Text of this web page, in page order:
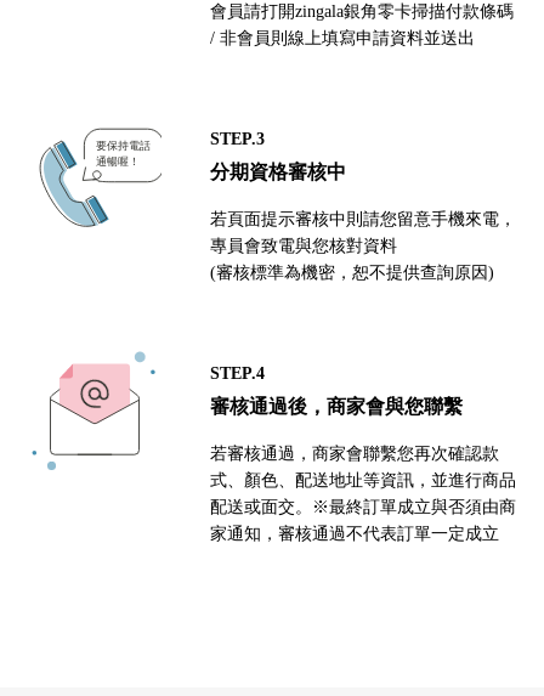
會員請打開zingala銀角零卡掃描付款條碼
/ 非會員則線上填寫申請資料並送出
STEP.3
分期資格審核中
若頁面提示審核中則請您留意手機來電，
專員會致電與您核對資料
(審核標準為機密，恕不提供查詢原因)
STEP.4
審核通過後，商家會與您聯繫
若審核通過，商家會聯繫您再次確認款
式、顏色、配送地址等資訊，並進行商品
配送或面交。※最終訂單成立與否須由商
家通知，審核通過不代表訂單一定成立